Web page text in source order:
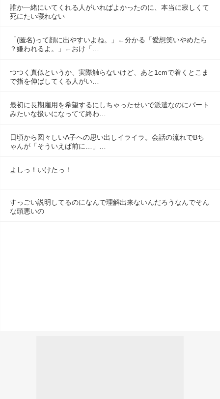
誰か一緒にいてくれる人がいればよかったのに、本当に寂しくて
死にたい寝れない
「(匿名)って顔に出やすいよね。」←分かる「愛想笑いやめたら
？嫌われるよ。」←おけ「…
つつく真似というか、実際触らないけど、あと1cmで着くとこま
で指を伸ばしてくる人がい…
最初に長期雇用を希望するにしちゃったせいで派遣なのにパート
みたいな扱いになってて終わ…
日頃から図々しいA子への思い出しイライラ。会話の流れでBち
ゃんが「そういえば前に…」…
よしっ！いけたっ！
すっごい説明してるのになんで理解出来ないんだろうなんでそん
な頭悪いの